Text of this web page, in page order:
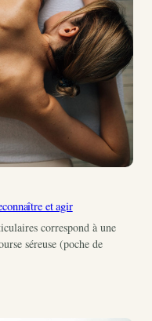
et agir
correspond à une
séreuse (poche de